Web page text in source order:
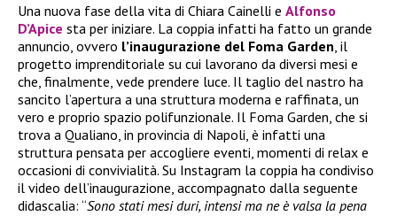
Una nuova fase della vita di Chiara Cainelli e Alfonso
D’Apice sta per iniziare. La coppia infatti ha fatto un grande
annuncio, ovvero l’inaugurazione del Foma Garden , il
progetto imprenditoriale su cui lavorano da diversi mesi e
che, finalmente, vede prendere luce. Il taglio del nastro ha
sancito l’apertura a una struttura moderna e raffinata, un
vero e proprio spazio polifunzionale. Il Foma Garden, che si
trova a Qualiano, in provincia di Napoli, è infatti una
struttura pensata per accogliere eventi, momenti di relax e
occasioni di convivialità. Su Instagram la coppia ha condiviso
il video dell’inaugurazione, accompagnato dalla seguente
didascalia: “Sono stati mesi duri, intensi ma ne è valsa la pena